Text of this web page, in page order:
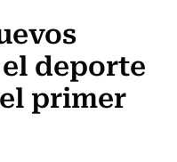
deporte
primer